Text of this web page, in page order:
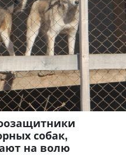
собак,
на волю